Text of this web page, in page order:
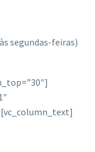
segundas-feiras)